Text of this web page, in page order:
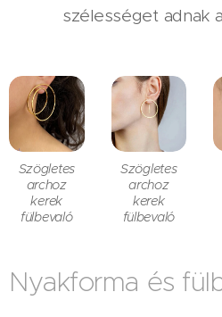
szélességet adnak
Szögletes
archoz
kerek
fülbevaló
Szögletes
archoz
kerek
fülbevaló
Nyakforma és